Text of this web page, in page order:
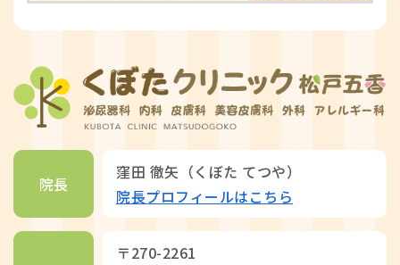
院長
窪田 徹矢（くぼた てつや）
院長プロフィールはこちら
〒270-2261